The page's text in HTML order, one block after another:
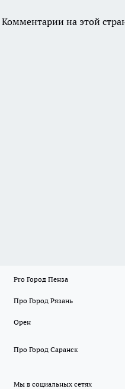
Комментарии на этой
Pro Город Пенза
Про Город Рязань
Орен
Про Город Саранск
Мы в социальных сетях